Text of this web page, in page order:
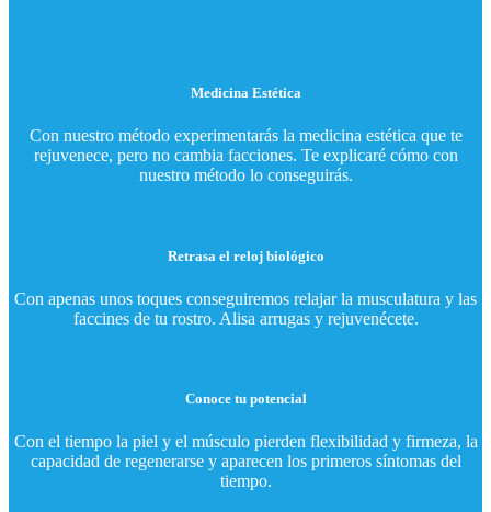
Medicina Estética
Con nuestro método experimentarás la medicina estética que te
rejuvenece, pero no cambia facciones. Te explicaré cómo con
nuestro método lo conseguirás.
Retrasa el reloj biológico
Con apenas unos toques conseguiremos relajar la musculatura y las
faccines de tu rostro. Alisa arrugas y rejuvenécete.
Conoce tu potencial
Con el tiempo la piel y el músculo pierden flexibilidad y firmeza, la
capacidad de regenerarse y aparecen los primeros síntomas del
tiempo.